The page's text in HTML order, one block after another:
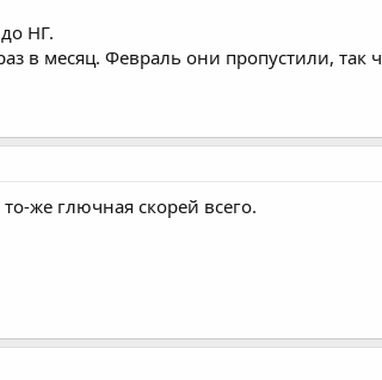
НГ.
в месяц. Февраль они пропустили, так
же глючная скорей всего.